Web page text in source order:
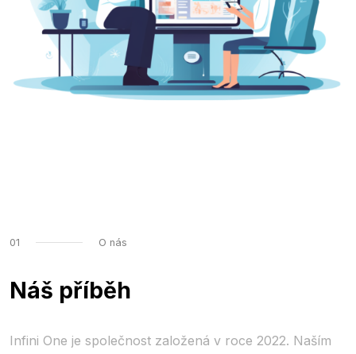
01 O nás
Náš příběh
Infini One je společnost založená v roce 2022. Naším